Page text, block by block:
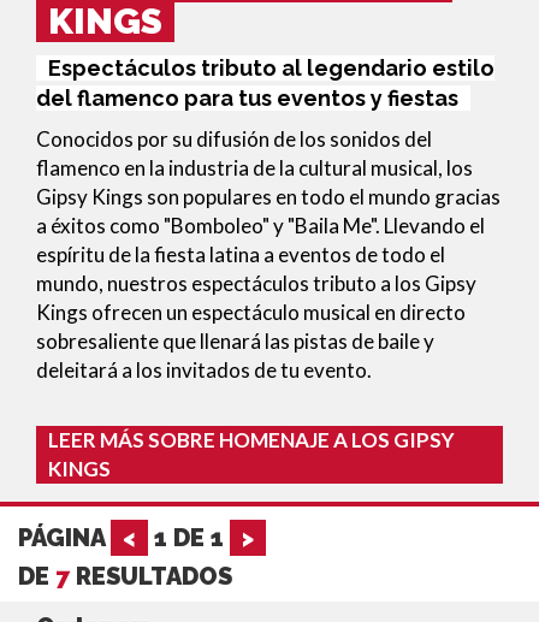
KINGS
Espectáculos tributo al legendario estilo
del flamenco para tus eventos y fiestas
Conocidos por su difusión de los sonidos del
flamenco en la industria de la cultural musical, los
Gipsy Kings son populares en todo el mundo gracias
a éxitos como "Bomboleo" y "Baila Me". Llevando el
espíritu de la fiesta latina a eventos de todo el
mundo, nuestros espectáculos tributo a los Gipsy
Kings ofrecen un espectáculo musical en directo
sobresaliente que llenará las pistas de baile y
deleitará a los invitados de tu evento.
LEER MÁS SOBRE HOMENAJE A LOS GIPSY
KINGS
PÁGINA < 1 DE 1
>
DE 7 RESULTADOS